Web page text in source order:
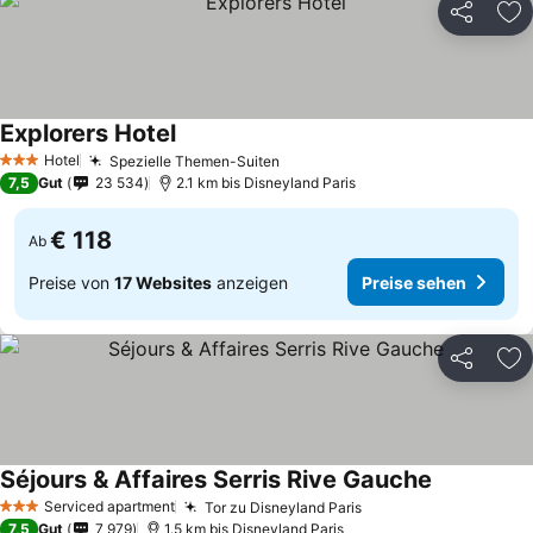
Teilen
3 SterneHotel Spezielle Themen-Suiten
Explorers Hotel
7,5 Gut 23 534 2.1 km bis Disneyland Paris
Ab € 118
Preise von 17 Websites anzeigen Preise sehen
Teilen
3 SterneServiced apartment Tor zu Disneyland Paris
Séjours & Affaires Serris Rive Gauche
7,5 Gut 7 979 1.5 km bis Disneyland Paris